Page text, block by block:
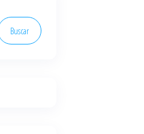
Buscar